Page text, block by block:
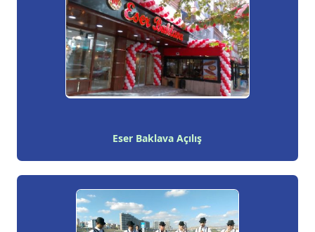
Eser Baklava Açılış